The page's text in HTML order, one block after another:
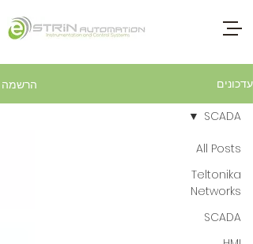
עדכונים הרשמה
All Posts
Teltonika
Networks
SCADA
SCADA